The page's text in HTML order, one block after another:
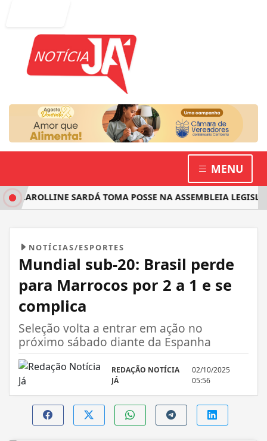
MENU
CAROLLINE SARDÁ TOMA POSSE NA ASSEMBLEIA
NOTÍCIAS/ESPORTES
Mundial sub-20: Brasil perde
para Marrocos por 2 a 1 e se
complica
Seleção volta a entrar em ação no
próximo sábado diante da Espanha
REDAÇÃO NOTÍCIA
JÁ
02/10/2025
05:56